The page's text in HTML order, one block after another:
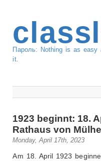
Пароль: Nothing is as
it.
1923 beginnt: 18.
Rathaus von
Monday, April 17th, 2023
Am 18. April 1923